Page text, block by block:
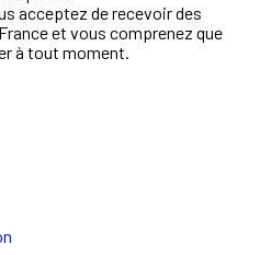
acceptez de recevoir des
et vous comprenez que
à tout moment.